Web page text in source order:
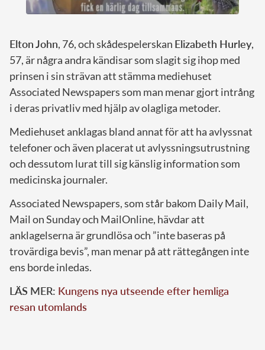
Elton John, 76, och skådespelerskan Elizabeth Hurley,
57, är några andra kändisar som slagit sig ihop med
prinsen i sin strävan att stämma mediehuset
Associated Newspapers som man menar gjort intrång
i deras privatliv med hjälp av olagliga metoder.
Mediehuset anklagas bland annat för att ha avlyssnat
telefoner och även placerat ut avlyssningsutrustning
och dessutom lurat till sig känslig information som
medicinska journaler.
Associated Newspapers, som står bakom Daily Mail,
Mail on Sunday och MailOnline, hävdar att
anklagelserna är grundlösa och ”inte baseras på
trovärdiga bevis”, man menar på att rättegången inte
ens borde inledas.
LÄS MER: Kungens nya utseende efter hemliga
resan utomlands